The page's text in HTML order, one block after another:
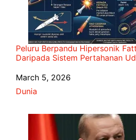
Peluru Berpandu Hipersonik
Daripada Sistem Pertahanan
Date
March 5, 2026
In relation to
Dunia